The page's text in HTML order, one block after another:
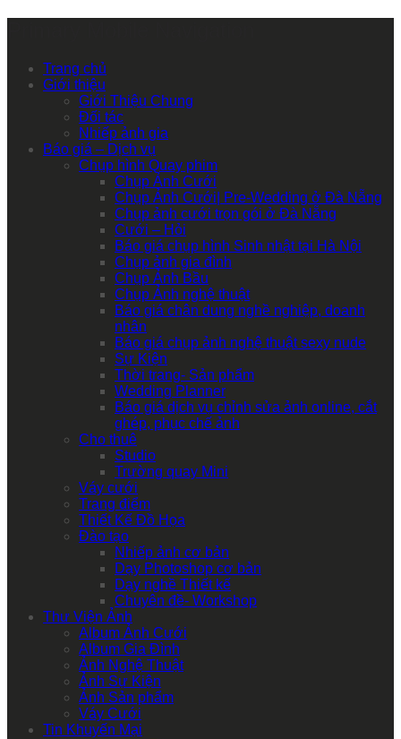
Trang chủ
Giới thiệu
Giới Thiệu Chung
Đối tác
Nhiếp ảnh gia
Báo giá – Dịch vụ
Chụp hình Quay phim
Chụp Ảnh Cưới
Chụp Ảnh Cưới| Pre-Wedding ở Đà Nẵng
Chụp ảnh cưới trọn gói ở Đà Nẵng
Cưới – Hỏi
Báo giá chụp hình Sinh nhật tại Hà Nội
Chụp ảnh gia đình
Chụp Ảnh Bầu
Chụp Ảnh nghệ thuật
Báo giá chân dung nghề nghiệp, doanh
nhân
Báo giá chụp ảnh nghệ thuật sexy nude
Sự Kiện
Thời trang- Sản phẩm
Wedding Planner
Báo giá dịch vụ chỉnh sửa ảnh online, cắt
ghép, phục chế ảnh
Cho thuê
Studio
Trường quay Mini
Váy cưới
Trang điểm
Thiết Kế Đồ Họa
Đào tạo
Nhiếp ảnh cơ bản
Dạy Photoshop cơ bản
Dạy nghề Thiết kế
Chuyên đề- Workshop
Thư Viện Ảnh
Album Ảnh Cưới
Album Gia Đình
Ảnh Nghệ Thuật
Ảnh Sự Kiện
Ảnh Sản phẩm
Váy Cưới
Tin Khuyến Mại